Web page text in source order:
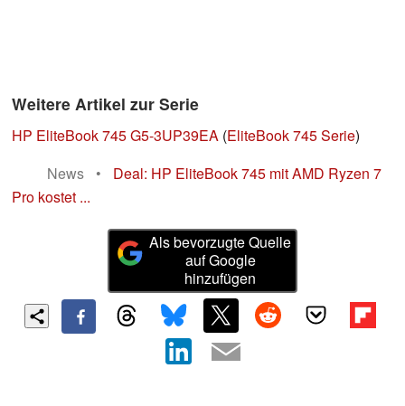
Weitere Artikel zur Serie
HP EliteBook 745 G5-3UP39EA (EliteBook 745 Serie)
News
•
Deal: HP EliteBook 745 mit AMD Ryzen 7
Pro kostet ...
Als bevorzugte Quelle
auf Google
hinzufügen